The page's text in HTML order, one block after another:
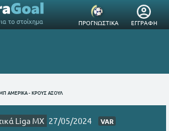
το στοίχημα ΠΡΟΓΝΩΣΤΙΚΑ ΕΓΓΡΑΦΗ
ΑΜΕΡΙΚΑ - ΚΡΟΥΣ ΑΣΟΥΛ
Liga MX 27/05/2024 VAR